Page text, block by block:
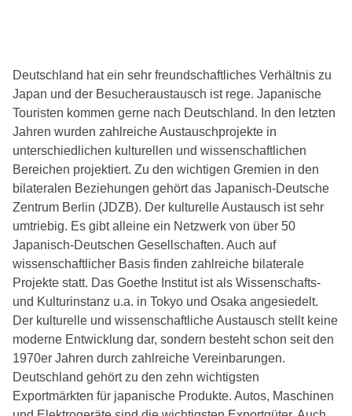
Deutschland hat ein sehr freundschaftliches Verhältnis zu
Japan und der Besucheraustausch ist rege. Japanische
Touristen kommen gerne nach Deutschland. In den letzten
Jahren wurden zahlreiche Austauschprojekte in
unterschiedlichen kulturellen und wissenschaftlichen
Bereichen projektiert. Zu den wichtigen Gremien in den
bilateralen Beziehungen gehört das Japanisch-Deutsche
Zentrum Berlin (JDZB). Der kulturelle Austausch ist sehr
umtriebig. Es gibt alleine ein Netzwerk von über 50
Japanisch-Deutschen Gesellschaften. Auch auf
wissenschaftlicher Basis finden zahlreiche bilaterale
Projekte statt. Das Goethe Institut ist als Wissenschafts-
und Kulturinstanz u.a. in Tokyo und Osaka angesiedelt.
Der kulturelle und wissenschaftliche Austausch stellt keine
moderne Entwicklung dar, sondern besteht schon seit den
1970er Jahren durch zahlreiche Vereinbarungen.
Deutschland gehört zu den zehn wichtigsten
Exportmärkten für japanische Produkte. Autos, Maschinen